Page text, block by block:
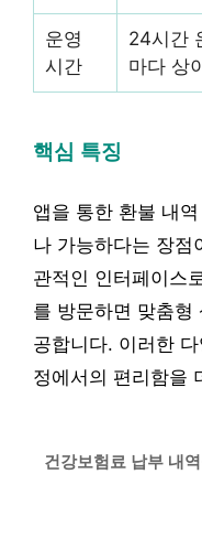
운영
시간
24시간
마다 상
핵심 특징
앱을 통한 환불 내
나 가능하다는 장점
관적인 인터페이스
를 방문하면 맞춤형
공합니다. 이러한
정에서의 편리함을
건강보험료 납부 내